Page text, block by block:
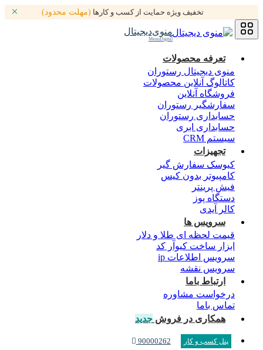
تخفیف ویژه حمایت از کسب و کارها (مهلت محدود)
منوی‌دیجیتال
MenuDigital
تعرفه محصولات
منوی دیجیتال رستوران
کاتالوگ آنلاین محصولات
فروشگاه آنلاین
سفارشگیر رستوران
حسابداری رستوران
حسابداری ابری
سیستم CRM
تجهیزات
کیوسک سفارش گیر
کامپیوتر بدون کیس
فیش پرینتر
دستگاه پوز
کالر آیدی
سرویس ها
قیمت لحظه ای طلا و دلار
ابزار ساخت کیوآر کد
سرویس اطلاعات ip
سرویس نقشه
ارتباط باما
درخواست مشاوره
تماس باما
همکاری در فروش جدید
پنل کسب و کار 90000262